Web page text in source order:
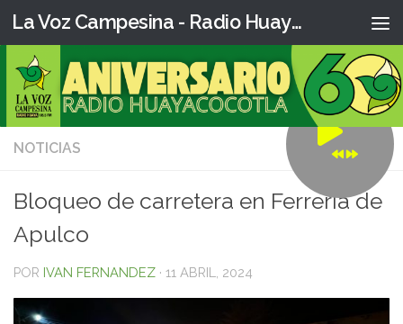
La Voz Campesina - Radio Huaya
NOTICIAS
Bloqueo de carretera en Ferrería de
Apulco
POR IVAN FERNANDEZ · 11 ABRIL, 2024